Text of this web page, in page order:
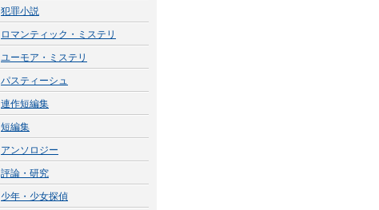
犯罪小説
ロマンティック・ミステリ
ユーモア・ミステリ
パスティーシュ
連作短編集
短編集
アンソロジー
評論・研究
少年・少女探偵